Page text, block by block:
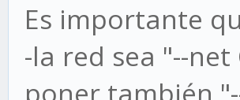
Es importante
-la red sea "--